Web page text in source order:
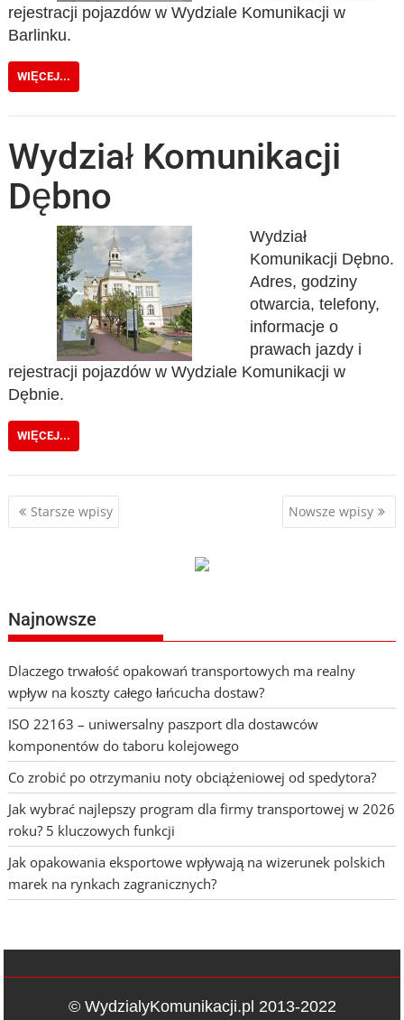
rejestracji pojazdów w Wydziale Komunikacji w
Barlinku.
WIĘCEJ...
Wydział Komunikacji
Dębno
Wydział
Komunikacji Dębno.
Adres, godziny
otwarcia, telefony,
informacje o
prawach jazdy i
rejestracji pojazdów w Wydziale Komunikacji w
Dębnie.
WIĘCEJ...
Nawigacja
Starsze wpisy Nowsze wpisy
Najnowsze
Dlaczego trwałość opakowań transportowych ma realny
wpływ na koszty całego łańcucha dostaw?
ISO 22163 – uniwersalny paszport dla dostawców
komponentów do taboru kolejowego
Co zrobić po otrzymaniu noty obciążeniowej od spedytora?
Jak wybrać najlepszy program dla firmy transportowej w 2026
roku? 5 kluczowych funkcji
Jak opakowania eksportowe wpływają na wizerunek polskich
marek na rynkach zagranicznych?
© WydzialyKomunikacji.pl 2013-2022